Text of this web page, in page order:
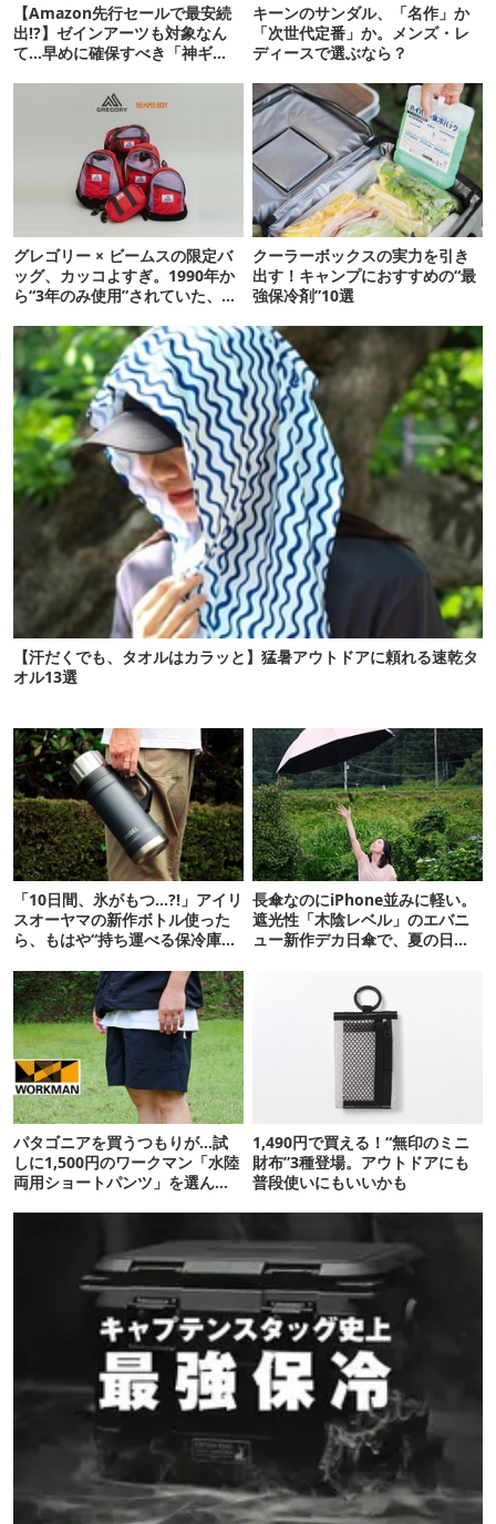
【Amazon先行セールで最安続
出!?】ゼインアーツも対象なん
て…早めに確保すべき「神ギ
キーンのサンダル、「名作」か
「次世代定番」か。メンズ・レ
ディースで選ぶなら？
グレゴリー × ビームスの限定バ
ッグ、カッコよすぎ。1990年か
ら“3年のみ使用”されていた、紫
クーラーボックスの実力を引き
出す！キャンプにおすすめの“最
強保冷剤”10選
【汗だくでも、タオルはカラッと】猛暑アウトドアに頼れる速乾タ
オル13選
「10日間、氷がもつ…?!」アイリ
スオーヤマの新作ボトル使った
ら、もはや“持ち運べる保冷庫
長傘なのにiPhone並みに軽い。
遮光性「木陰レベル」のエバニ
ュー新作デカ日傘で、夏の日焼
パタゴニアを買うつもりが…試
しに1,500円のワークマン「水陸
両用ショートパンツ」を選んだ
1,490円で買える！“無印のミニ
財布”3種登場。アウトドアにも
普段使いにもいいかも